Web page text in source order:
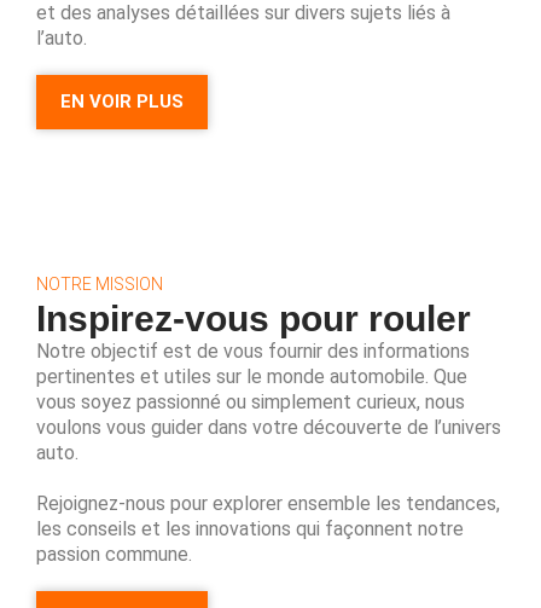
et des analyses détaillées sur divers sujets liés à
l’auto.
EN VOIR PLUS
NOTRE MISSION
Inspirez-vous pour rouler
Notre objectif est de vous fournir des informations
pertinentes et utiles sur le monde automobile. Que
vous soyez passionné ou simplement curieux, nous
voulons vous guider dans votre découverte de l’univers
auto.
Rejoignez-nous pour explorer ensemble les tendances,
les conseils et les innovations qui façonnent notre
passion commune.